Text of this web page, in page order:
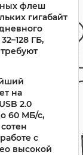
флеш
гигабайт
ГБ,
на
2.0
60 МБ/с,
с
высокой